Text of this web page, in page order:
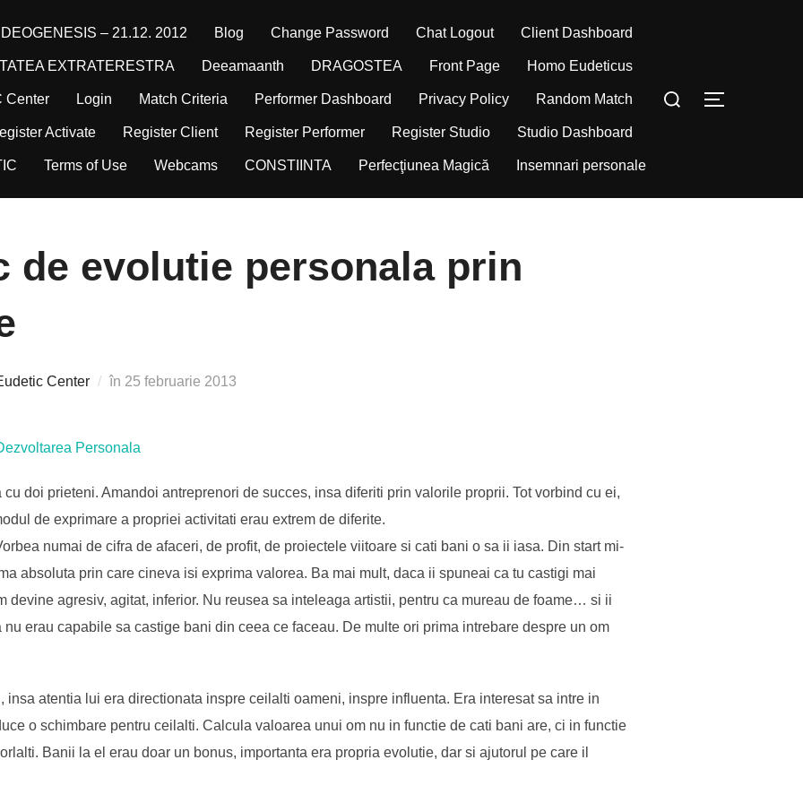
– 21.12. 2012 Blog Change Password Chat Logout Client Dashboard
EXTRATERESTRA Deeamaanth DRAGOSTEA Front Page Homo Eudeticus
Center Login Match Criteria Performer Dashboard Privacy Policy Random Match
Activate Register Client Register Performer Register Studio Studio Dashboard
Terms of Use Webcams CONSTIINTA Perfecţiunea Magică Insemnari personale
Caută
COMUTĂ
de evolutie personala prin
Center în Publicat
25 februarie 2013
doi prieteni. Amandoi antreprenori de succes, insa diferiti prin valorile proprii. Tot vorbind cu ei,
de exprimare a propriei activitati erau extrem de diferite.
numai de cifra de afaceri, de profit, de proiectele viitoare si cati bani o sa ii iasa. Din start mi-
absoluta prin care cineva isi exprima valorea. Ba mai mult, daca ii spuneai ca tu castigi mai
devine agresiv, agitat, inferior. Nu reusea sa inteleaga artistii, pentru ca mureau de foame… si ii
erau capabile sa castige bani din ceea ce faceau. De multe ori prima intrebare despre un om
atentia lui era directionata inspre ceilalti oameni, inspre influenta. Era interesat sa intre in
o schimbare pentru ceilalti. Calcula valoarea unui om nu in functie de cati bani are, ci in functie
Banii la el erau doar un bonus, importanta era propria evolutie, dar si ajutorul pe care il